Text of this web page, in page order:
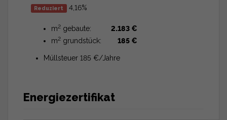
Reduziert 4,16%
m2 gebaute:
2.183 €
m2 grundstück: 185 €
Müllsteuer 185 €/Jahre
Energiezertifikat